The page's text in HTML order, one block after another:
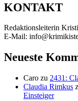
KONTAKT
Redaktionsleiterin
E-Mail:
Neueste
Caro zu 2431:
Claudia Rimkus
Einsteiger